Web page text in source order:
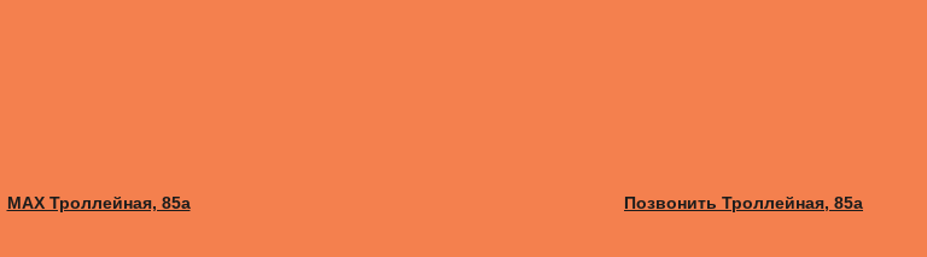
MAX Троллейная, 85а Позвонить Троллейная, 85а